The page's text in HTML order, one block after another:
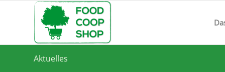
Aktuelles